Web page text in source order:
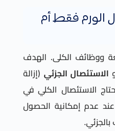
الورم فقط أم
ووظائف الكلى. الهدف
الاستئصال الجزئي (إزالة
الاستئصال الكلي في
عدم إمكانية الحصول